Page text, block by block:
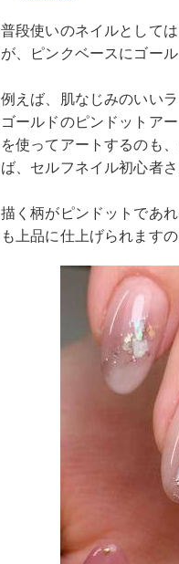
普段使いのネイルとして
が、ピンクベースにゴー
例えば、肌なじみのいい
ゴールドのピンドットア
を使ってアートするのも
ば、セルフネイル初心者
描く柄がピンドットであ
も上品に仕上げられます